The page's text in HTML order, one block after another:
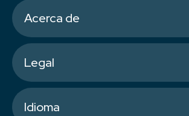
Acerca de
Legal
Idioma